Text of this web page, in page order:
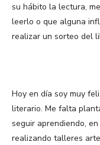
su hábito la lectura,
leerlo o que alguna
realizar un sorteo del
Hoy en día soy muy
literario. Me falta
seguir aprendiendo,
realizando talleres